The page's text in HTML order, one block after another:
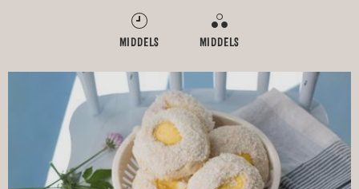
MIDDELS MIDDELS